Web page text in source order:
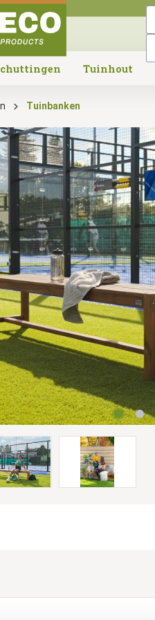
Tuinhout
Tuinbanken